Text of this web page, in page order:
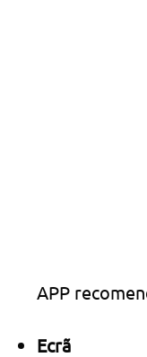
APP
Ecrã